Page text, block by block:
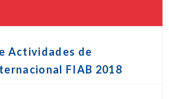
Actividades de
FIAB 2018